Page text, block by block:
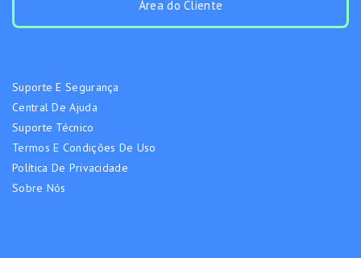
Área do Cliente
Suporte E Segurança
Central De Ajuda
Suporte Técnico
Termos E Condições De Uso
Política De Privacidade
Sobre Nós